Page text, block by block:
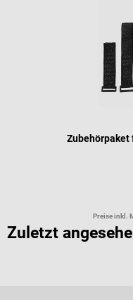
Zubehörpaket
Preise inkl.
Zuletzt